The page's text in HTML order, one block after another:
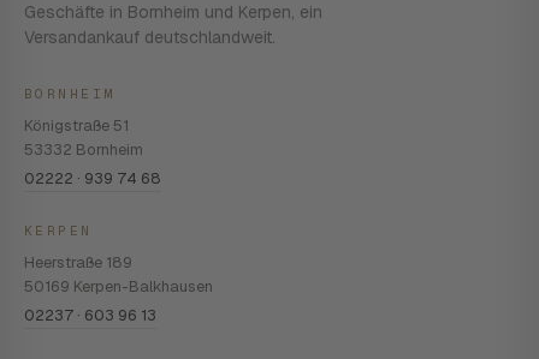
Geschäfte in Bornheim und Kerpen, ein
Versandankauf deutschlandweit.
BORNHEIM
Königstraße 51
53332 Bornheim
02222 · 939 74 68
KERPEN
Heerstraße 189
50169 Kerpen-Balkhausen
02237 · 603 96 13